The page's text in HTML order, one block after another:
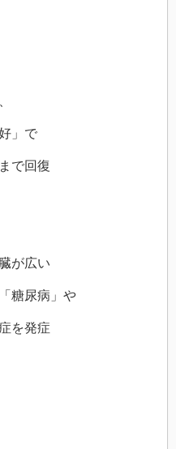
」で
で回復
が広い
糖尿病」や
を発症